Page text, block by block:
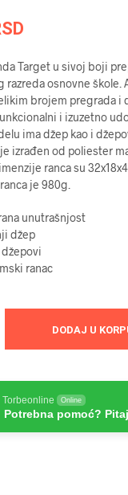
Target u sivoj boji
razreda osnovne škole.
brojem pregrada i
i izuzetno
ima džep kao i
izrađen od poliester
ranca su
je 980g.
unutrašnjost
džep
ranac
DODAJ U
Torbeonline Online
Potrebna pomoć?